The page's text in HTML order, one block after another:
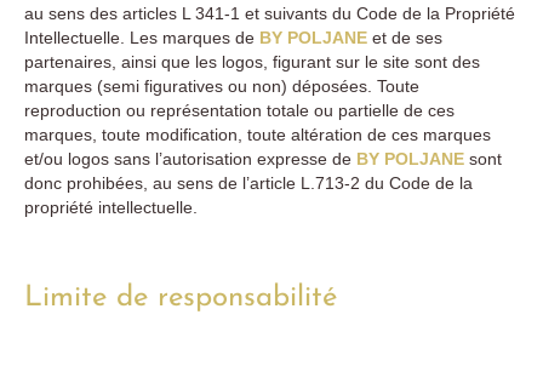
au sens des articles L 341-1 et suivants du Code de la Propriété
Intellectuelle. Les marques de BY POLJANE et de ses
partenaires, ainsi que les logos, figurant sur le site sont des
marques (semi figuratives ou non) déposées. Toute
reproduction ou représentation totale ou partielle de ces
marques, toute modification, toute altération de ces marques
et/ou logos sans l’autorisation expresse de BY POLJANE sont
donc prohibées, au sens de l’article L.713-2 du Code de la
propriété intellectuelle.
Limite de responsabilité